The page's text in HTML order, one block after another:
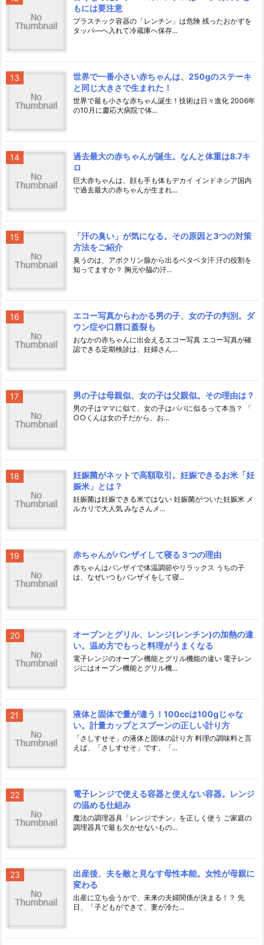
もには要注意
プラスチック容器の「レンチン」は危険 残ったおかずを
タッパ―へ入れて冷蔵庫へ保存...
世界で一番小さい赤ちゃんは、250gのステーキ
と同じ大きさで生まれた！
世界で最も小さな赤ちゃん誕生！技術は日々進化 2006年
の10月に慶応大病院で体...
過去最大の赤ちゃんが誕生。なんと体重は8.7キ
ロ
巨大赤ちゃんは、顔も手も体もデカイ インドネシア国内
で過去最大の赤ちゃんが生まれ...
「汗の臭い」が気になる。その原因と3つの対策
方法をご紹介
臭うのは、アポクリン腺から出るベタベタ汗 汗の役割を
知ってますか？ 胸元や脇の汗...
エコー写真からわかる男の子、女の子の判別。ダ
ウン症や口唇口蓋裂も
おなかの赤ちゃんに出会えるエコー写真 エコー写真が確
認できる定期検診は、妊婦さん...
男の子は母親似、女の子は父親似。その理由は？
男の子はママに似て、女の子はパパに似るって本当？ 「
○○くんは女の子だから、お...
妊娠菌がネットで高額取引。妊娠できるお米「妊
娠米」とは？
妊娠菌は妊娠できる米ではない 妊娠菌がついた妊娠米 メ
ルカリで大人気 みなさんメ...
赤ちゃんがバンザイして寝る３つの理由
赤ちゃんはバンザイで体温調節やリラックス うちの子
は、なぜいつもバンザイをして寝...
オーブンとグリル、レンジ(レンチン)の加熱の違
い。温め方でもっと料理がうまくなる
電子レンジのオーブン機能とグリル機能の違い 電子レン
ジにはオーブン機能とグリル機...
液体と固体で量が違う！100ccは100gじゃな
い。計量カップとスプーンの正しい計り方
「さしすせそ」の液体と固体の計り方 料理の調味料と言
えば、「さしすせそ」です。「...
電子レンジで使える容器と使えない容器。レンジ
の温める仕組み
魔法の調理器具「レンジでチン」を正しく使う ご家庭の
調理器具で最も欠かせないもの...
出産後、夫を敵と見なす母性本能。女性が母親に
変わる
出産に立ち会うかで、未来の夫婦関係が決まる！？ 先
日、「子どもができて、妻が冷た...